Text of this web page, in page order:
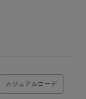
カジュアルコーデ